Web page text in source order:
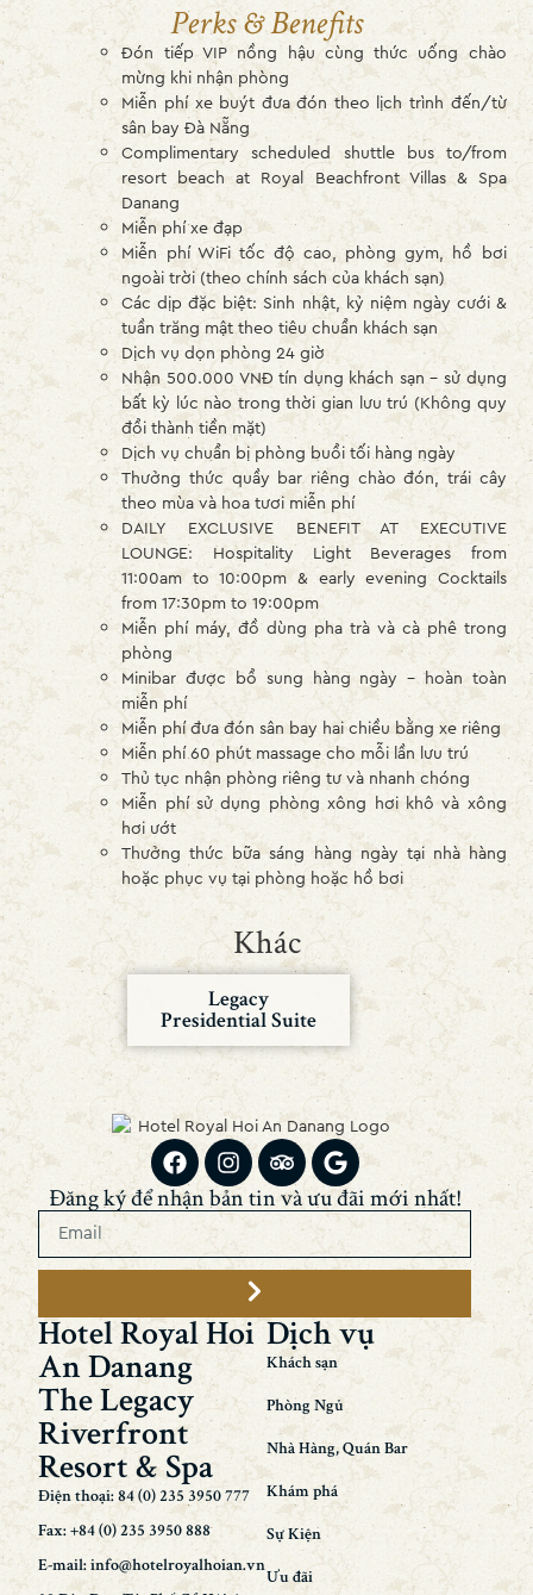
Perks & Benefits
Đón tiếp VIP nồng hậu cùng thức uống chào
mừng khi nhận phòng
Miễn phí xe buýt đưa đón theo lịch trình đến/từ
sân bay Đà Nẵng
Complimentary scheduled shuttle bus to/from
resort beach at Royal Beachfront Villas & Spa
Danang
Miễn phí xe đạp
Miễn phí WiFi tốc độ cao, phòng gym, hồ bơi
ngoài trời (theo chính sách của khách sạn)
Các dịp đặc biệt: Sinh nhật, kỷ niệm ngày cưới &
tuần trăng mật theo tiêu chuẩn khách sạn
Dịch vụ dọn phòng 24 giờ
Nhận 500.000 VNĐ tín dụng khách sạn – sử dụng
bất kỳ lúc nào trong thời gian lưu trú (Không quy
đổi thành tiền mặt)
Dịch vụ chuẩn bị phòng buổi tối hàng ngày
Thưởng thức quầy bar riêng chào đón, trái cây
theo mùa và hoa tươi miễn phí
DAILY EXCLUSIVE BENEFIT AT EXECUTIVE
LOUNGE: Hospitality Light Beverages from
11:00am to 10:00pm & early evening Cocktails
from 17:30pm to 19:00pm
Miễn phí máy, đồ dùng pha trà và cà phê trong
phòng
Minibar được bổ sung hàng ngày – hoàn toàn
miễn phí
Miễn phí đưa đón sân bay hai chiều bằng xe riêng
Miễn phí 60 phút massage cho mỗi lần lưu trú
Thủ tục nhận phòng riêng tư và nhanh chóng
Miễn phí sử dụng phòng xông hơi khô và xông
hơi ướt
Thưởng thức bữa sáng hàng ngày tại nhà hàng
hoặc phục vụ tại phòng hoặc hồ bơi
Khác
Legacy
Presidential Suite
Đăng ký để nhận bản tin và ưu đãi mới nhất!
Hotel Royal Hoi
An Danang
The Legacy
Riverfront
Resort & Spa
Điện thoại: 84 (0) 235 3950 777
Fax: +84 (0) 235 3950 888
E-mail: info@hotelroyalhoian.vn
Dịch vụ
Khách sạn
Phòng Ngủ
Nhà Hàng, Quán Bar
Khám phá
Sự Kiện
Ưu đãi